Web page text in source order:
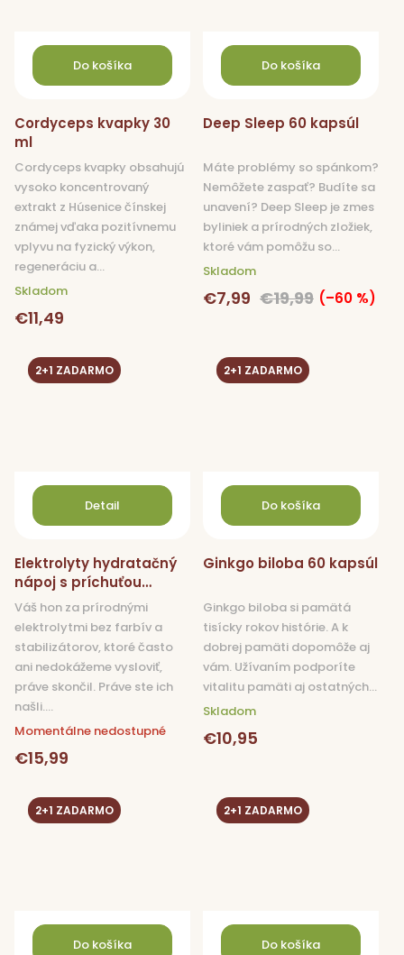
Do košíka
€11,49
Skladom
Cordyceps kvapky 30
ml
Cordyceps kvapky obsahujú
vysoko koncentrovaný
extrakt z Húsenice čínskej
známej vďaka pozitívnemu
vplyvu na fyzický výkon,
regeneráciu a...
Do košíka
€7,99 €19,99 (–60 %)
Skladom
Deep Sleep 60 kapsúl
Máte problémy so spánkom?
Nemôžete zaspať? Budíte sa
unavení? Deep Sleep je zmes
byliniek a prírodných zložiek,
ktoré vám pomôžu so...
2+1 ZADARMO
Detail
€15,99
Momentálne nedostupné
Elektrolyty hydratačný
nápoj s príchuťou
Malina 100 g
Váš hon za prírodnými
elektrolytmi bez farbív a
stabilizátorov, ktoré často
ani nedokážeme vysloviť,
práve skončil. Práve ste ich
našli....
2+1 ZADARMO
Do košíka
€10,95
Skladom
Ginkgo biloba 60 kapsúl
Ginkgo biloba si pamätá
tisícky rokov histórie. A k
dobrej pamäti dopomôže aj
vám. Užívaním podporíte
vitalitu pamäti aj ostatných...
2+1 ZADARMO
Do košíka
2+1 ZADARMO
Do košíka